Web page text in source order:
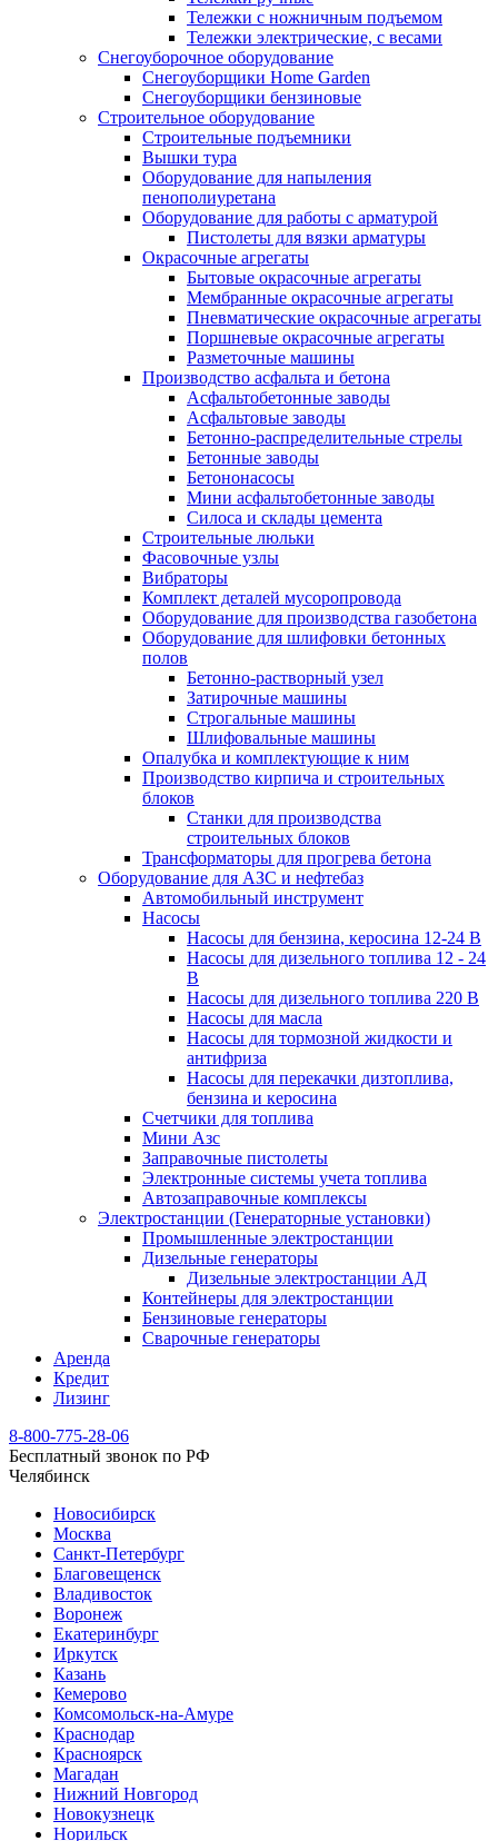
Тележки с ножничным подъемом
Тележки электрические, с весами
Снегоуборочное оборудование
Снегоуборщики Home Garden
Снегоуборщики бензиновые
Строительное оборудование
Cтроительные подъемники
Вышки тура
Оборудование для напыления
пенополиуретана
Оборудование для работы с арматурой
Пистолеты для вязки арматуры
Окрасочные агрегаты
Бытовые окрасочные агрегаты
Мембранные окрасочные агрегаты
Пневматические окрасочные агрегаты
Поршневые окрасочные агрегаты
Разметочные машины
Производство асфальта и бетона
Асфальтобетонные заводы
Асфальтовые заводы
Бетонно-распределительные стрелы
Бетонные заводы
Бетононасосы
Мини асфальтобетонные заводы
Силоса и склады цемента
Строительные люльки
Фасовочные узлы
Вибраторы
Комплект деталей мусоропровода
Оборудование для производства газобетона
Оборудование для шлифовки бетонных
полов
Бетонно-растворный узел
Затирочные машины
Строгальные машины
Шлифовальные машины
Опалубка и комплектующие к ним
Производство кирпича и строительных
блоков
Cтанки для производства
строительных блоков
Трансформаторы для прогрева бетона
Оборудование для АЗС и нефтебаз
Автомобильный инструмент
Насосы
Насосы для бензина, керосина 12-24 В
Насосы для дизельного топлива 12 - 24
В
Насосы для дизельного топлива 220 В
Насосы для масла
Насосы для тормозной жидкости и
антифриза
Насосы для перекачки дизтоплива,
бензина и керосина
Счетчики для топлива
Мини Азс
Заправочные пистолеты
Электронные системы учета топлива
Автозаправочные комплексы
Электростанции (Генераторные установки)
Промышленные электростанции
Дизельные генераторы
Дизельные электростанции АД
Контейнеры для электростанции
Бензиновые генераторы
Сварочные генераторы
Аренда
Кредит
Лизинг
8-800-775-28-06
Бесплатный звонок по РФ
Челябинск
Новосибирск
Москва
Санкт-Петербург
Благовещенск
Владивосток
Воронеж
Екатеринбург
Иркутск
Казань
Кемерово
Комсомольск-на-Амуре
Краснодар
Красноярск
Магадан
Нижний Новгород
Новокузнецк
Норильск